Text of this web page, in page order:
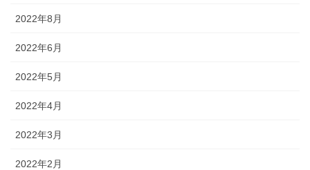
2022年8月
2022年6月
2022年5月
2022年4月
2022年3月
2022年2月